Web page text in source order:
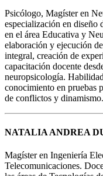
Psicólogo, Magíster en
especialización en diseño
en el área Educativa y
elaboración y ejecución
integral, creación de
capacitación docente
neuropsicología.
conocimiento en pruebas
de conflictos y dinamismo.
NATALIA ANDREA
Magíster en Ingeniería
Telecomunicaciones.